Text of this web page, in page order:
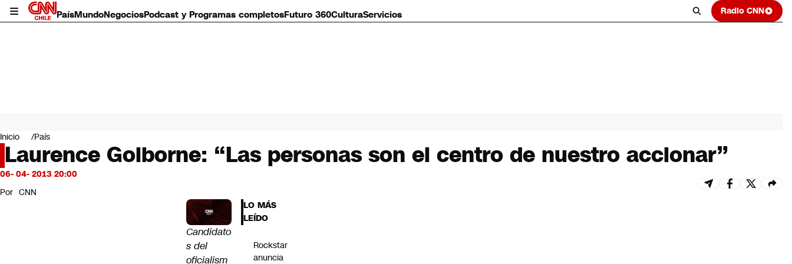
PaísMundoNegociosPodcast y Programas completosFuturo 360CulturaServicios Radio CNN
Mundo
Negocios
Deportes
Programas completos
Servicios
Inicio País
Laurence Golborne: “Las personas son el centro de nuestro accionar”
06- 04- 2013 20:00
Por CNN
Candidato
s del
oficialism
LO MÁS
LEÍDO
Rockstar
anuncia